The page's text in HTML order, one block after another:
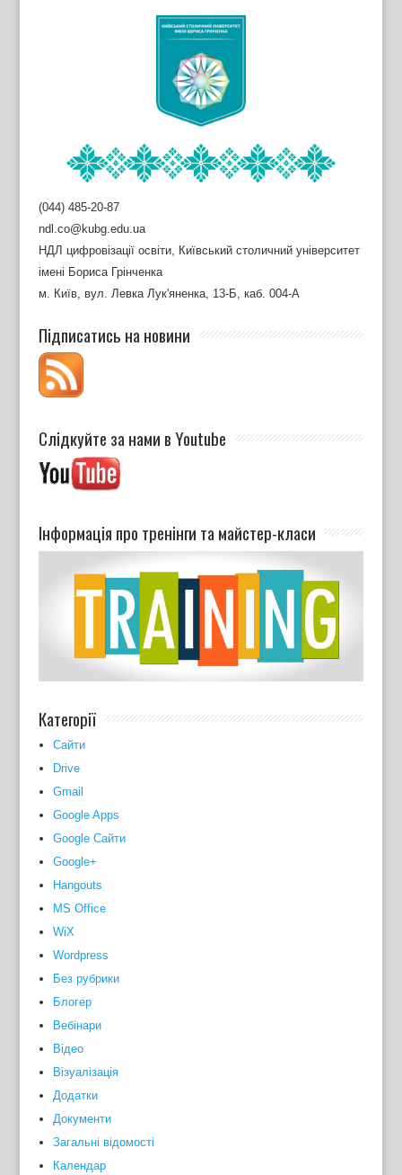
(044) 485-20-87
ndl.co@kubg.edu.ua
НДЛ цифровізації освіти, Київський столичний університет
імені Бориса Грінченка
м. Київ, вул. Левка Лук'яненка, 13-Б, каб. 004-А
Підписатись на новини
Слідкуйте за нами в Youtube
Інформація про тренінги та майстер-класи
Категорії
Cайти
Drive
Gmail
Google Apps
Google Сайти
Google+
Hangouts
MS Office
WiX
Wordpress
Без рубрики
Блогер
Вебінари
Відео
Візуалізація
Додатки
Документи
Загальні відомості
Календар